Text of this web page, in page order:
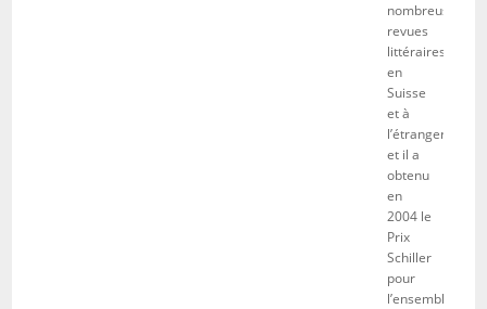
nombreuses
revues
littéraires
en
Suisse
et à
l’étranger
et il a
obtenu
en
2004 le
Prix
Schiller
pour
l’ensemble